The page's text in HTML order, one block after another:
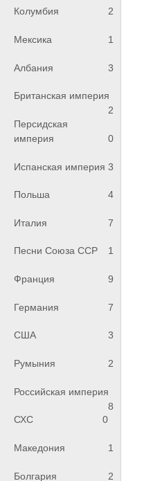
Колумбия 2
Мексика 1
Албания 3
Британская империя
2
Персидская
империя
0
Испанская империя 3
Польша 4
Италия 7
Песни Союза ССР 1
Франция 9
Германия 7
США 3
Румыния 2
Российская империя
8
СХС
0
Македония 1
Болгария 2